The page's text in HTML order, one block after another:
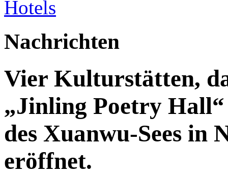
Nachrichten
Vier Kulturstätten,
„Jinling Poetry
des Xuanwu-Sees
eröffnet.